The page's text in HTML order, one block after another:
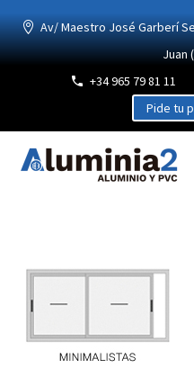
Av/ Maestro José Garberí
Juan
+34 965 79 81 11
Pide tu